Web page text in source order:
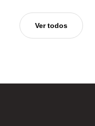
Ver todos